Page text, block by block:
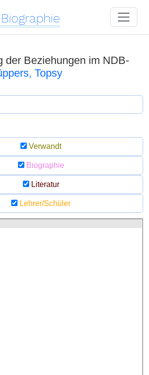
Biographie
der Beziehungen im NDB-
Topsy
Verwandt
Biographie
Literatur
Lehrer/Schüler